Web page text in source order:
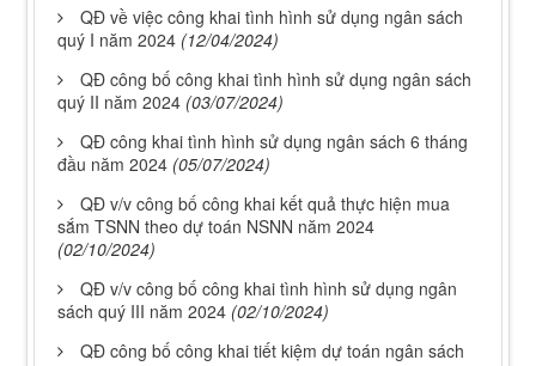
QĐ về việc công khai tình hình sử dụng ngân sách
quý I năm 2024 (12/04/2024)
QĐ công bố công khai tình hình sử dụng ngân sách
quý II năm 2024 (03/07/2024)
QĐ công khai tình hình sử dụng ngân sách 6 tháng
đầu năm 2024 (05/07/2024)
QĐ v/v công bố công khai kết quả thực hiện mua
sắm TSNN theo dự toán NSNN năm 2024
(02/10/2024)
QĐ v/v công bố công khai tình hình sử dụng ngân
sách quý III năm 2024 (02/10/2024)
QĐ công bố công khai tiết kiệm dự toán ngân sách